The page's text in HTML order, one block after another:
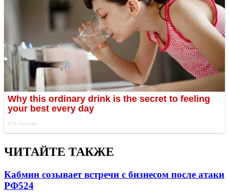
ЧИТАЙТЕ ТАКЖЕ
Кабмин созывает встречи с бизнесом после атаки
РФ524